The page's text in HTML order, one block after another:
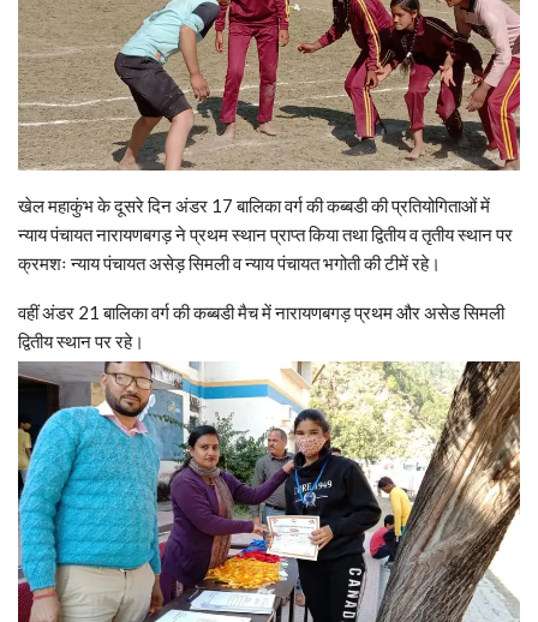
खेल महाकुंभ के दूसरे दिन अंडर 17 बालिका वर्ग की कब्बडी की प्रतियोगिताओं में
न्याय पंचायत नारायणबगड़ ने प्रथम स्थान प्राप्त किया तथा द्वितीय व तृतीय स्थान पर
क्रमशः न्याय पंचायत असेड़ सिमली व न्याय पंचायत भगोती की टीमें रहे।
वहीं अंडर 21 बालिका वर्ग की कब्बडी मैच में नारायणबगड़ प्रथम और असेड सिमली
द्वितीय स्थान पर रहे।